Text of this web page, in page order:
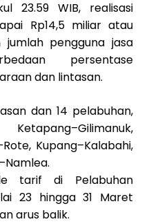
23.59 WIB, realisasi
Rp14,5 miliar atau
pengguna jasa
persentase
dan lintasan.
dan 14 pelabuhan,
Kupang–Kalabahi,
tarif di Pelabuhan
23 hingga 31 Maret
arus balik.